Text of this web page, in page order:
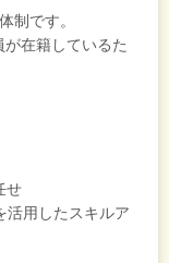
制です。
在籍しているた
せ
活用したスキルア